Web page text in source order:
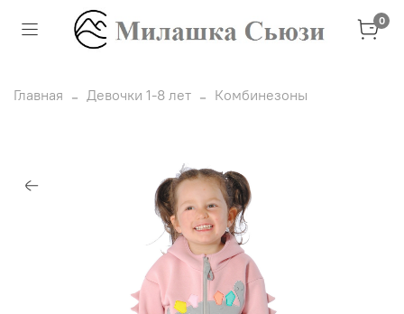
0
Главная Девочки 1-8 лет Комбинезоны